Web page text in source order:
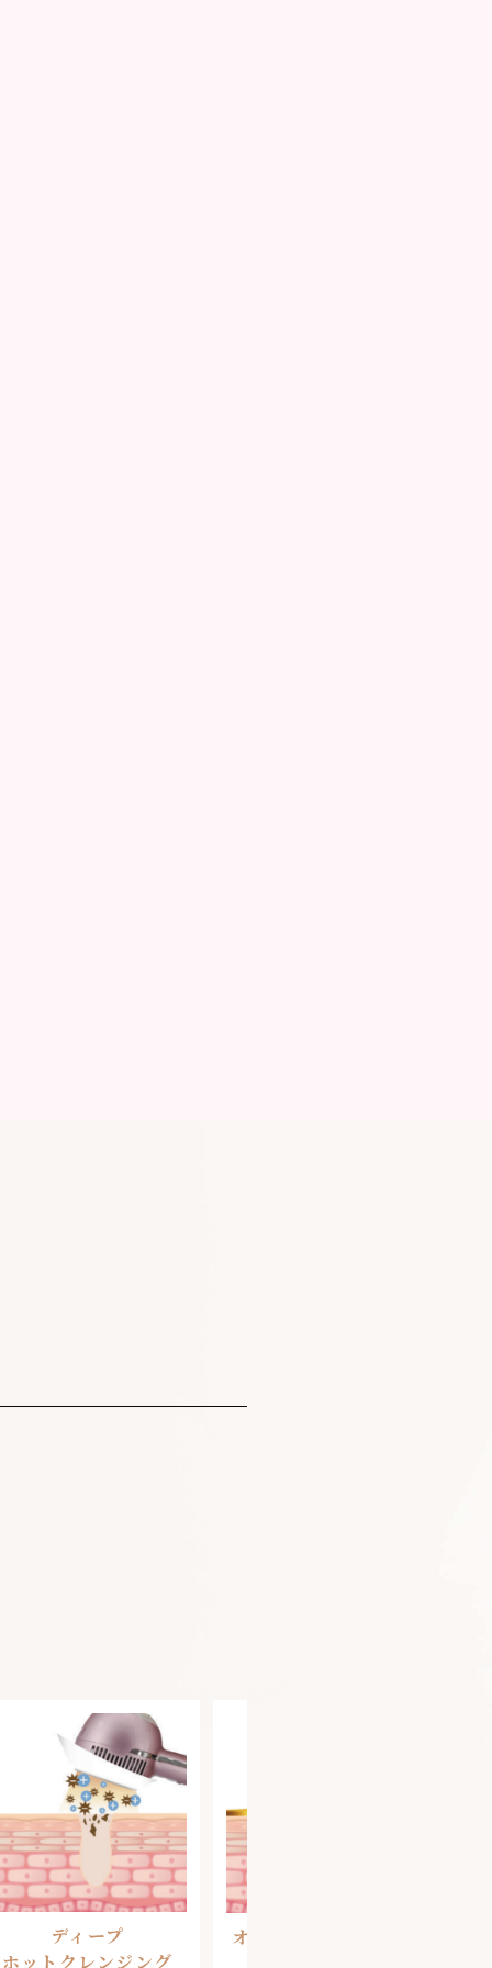
ディープ
ホットクレンジング
オイルケア・マッサー